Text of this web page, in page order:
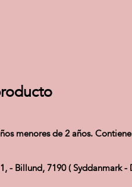
menores de 2 años.
- Billund, 7190 ( Syddanmark